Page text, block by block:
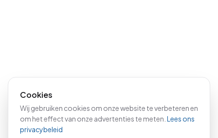
Cookies
Wij gebruiken cookies om onze website te verbeteren en
om het effect van onze advertenties te meten. Lees ons
privacybeleid